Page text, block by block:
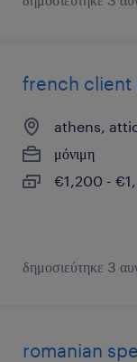
french client
athens,
μόνιμη
€1,200 -
δημοσιεύτηκε 3
romanian